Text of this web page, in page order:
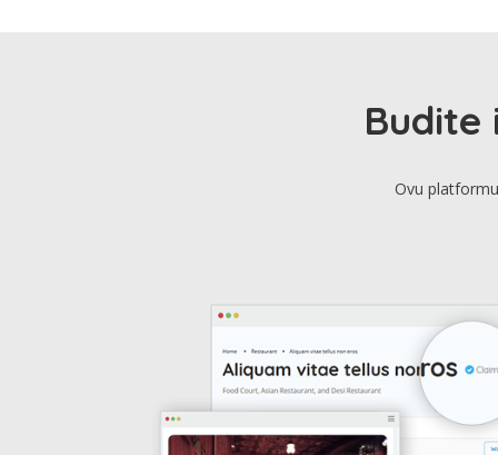
Budite
Ovu